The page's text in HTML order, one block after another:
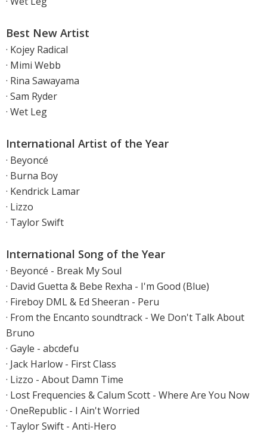
Best New Artist
· Kojey Radical
· Mimi Webb
· Rina Sawayama
· Sam Ryder
· Wet Leg
International Artist of the Year
· Beyoncé
· Burna Boy
· Kendrick Lamar
· Lizzo
· Taylor Swift
International Song of the Year
· Beyoncé - Break My Soul
· David Guetta & Bebe Rexha - I'm Good (Blue)
· Fireboy DML & Ed Sheeran - Peru
· From the Encanto soundtrack - We Don't Talk About
Bruno
· Gayle - abcdefu
· Jack Harlow - First Class
· Lizzo - About Damn Time
· Lost Frequencies & Calum Scott - Where Are You Now
· OneRepublic - I Ain't Worried
· Taylor Swift - Anti-Hero